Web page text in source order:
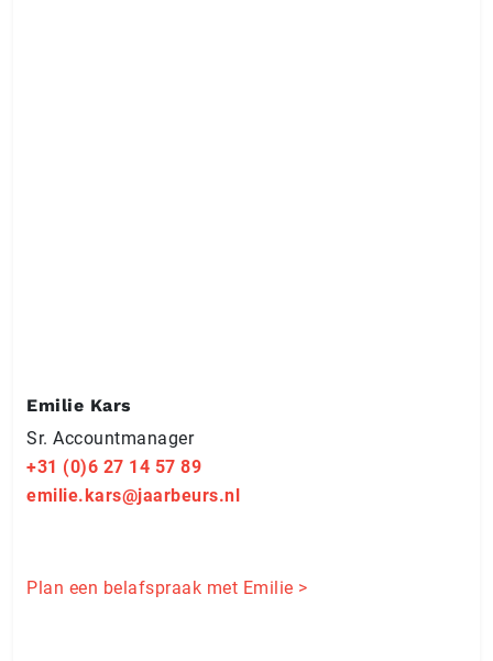
Emilie Kars
Sr. Ac­count­ma­na­ger
+31 (0)6 27 14 57 89
emilie.kars@jaarbeurs.nl
Plan een belafspraak met Emilie >